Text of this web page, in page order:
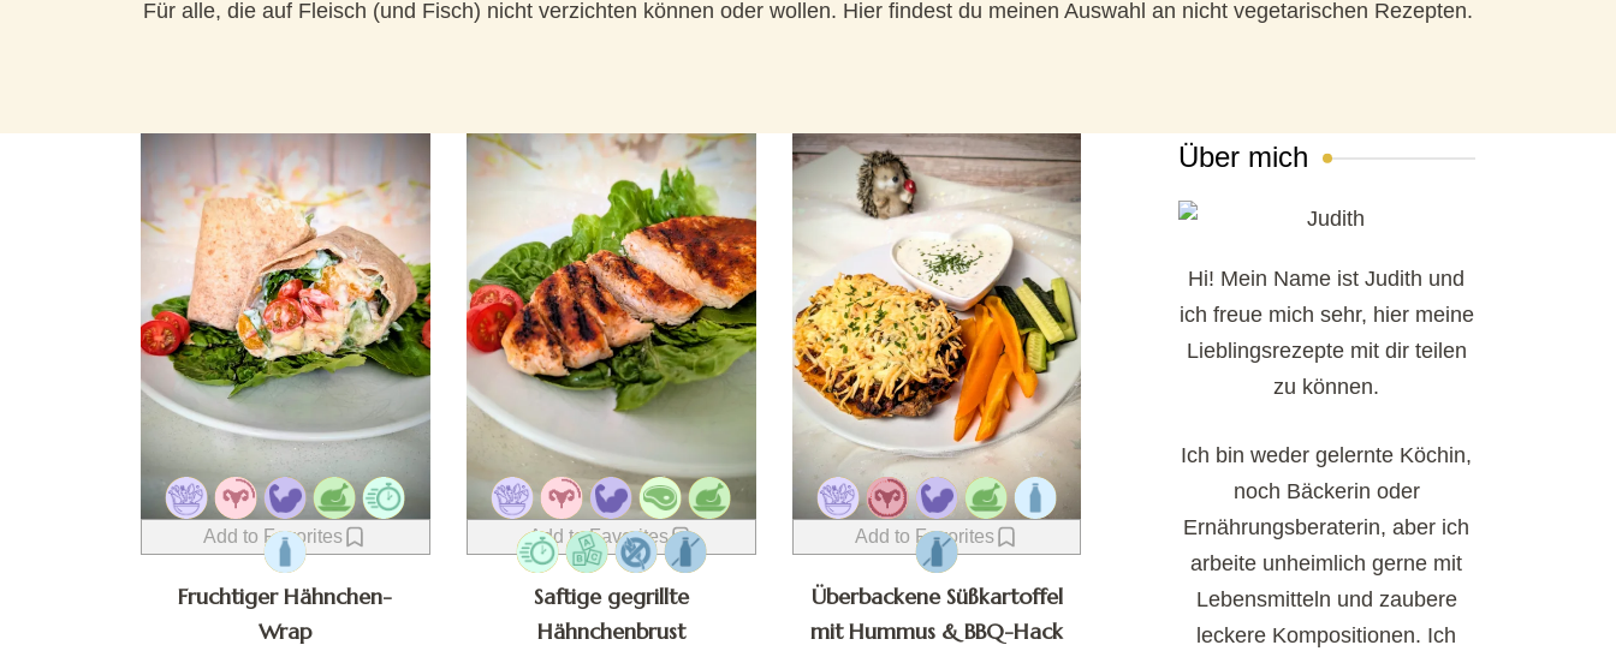
Für alle, die auf Fleisch (und Fisch) nicht verzichten können oder wollen. Hier findest du meinen Auswahl an nicht vegetarischen Rezepten.
Add to Favorites
Fruchtiger Hähnchen-
Wrap
Add to Favorites
Saftige gegrillte
Hähnchenbrust
Add to Favorites
Überbackene Süßkartoffel
mit Hummus & BBQ-Hack
Über mich
Hi! Mein Name ist Judith und
ich freue mich sehr, hier meine
Lieblingsrezepte mit dir teilen
zu können.
Ich bin weder gelernte Köchin,
noch Bäckerin oder
Ernährungsberaterin, aber ich
arbeite unheimlich gerne mit
Lebensmitteln und zaubere
leckere Kompositionen. Ich